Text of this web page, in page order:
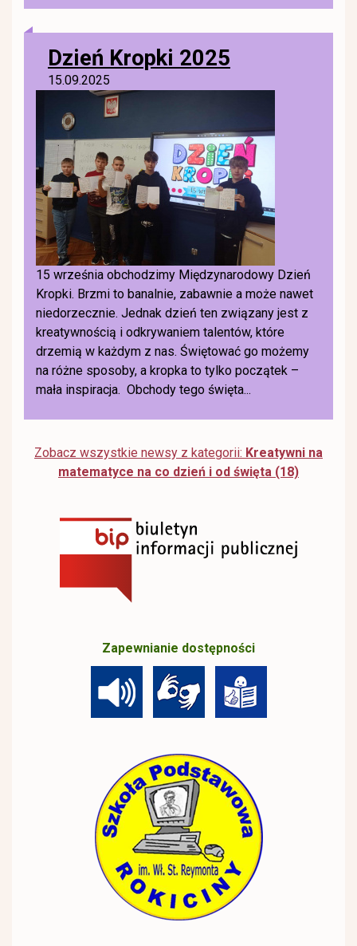
Dzień Kropki 2025
15.09.2025
15 września obchodzimy Międzynarodowy Dzień
Kropki. Brzmi to banalnie, zabawnie a może nawet
niedorzecznie. Jednak dzień ten związany jest z
kreatywnością i odkrywaniem talentów, które
drzemią w każdym z nas. Świętować go możemy
na różne sposoby, a kropka to tylko początek –
mała inspiracja. Obchody tego święta...
Zobacz wszystkie newsy z kategorii: Kreatywni na
matematyce na co dzień i od święta (18)
Zapewnianie dostępności